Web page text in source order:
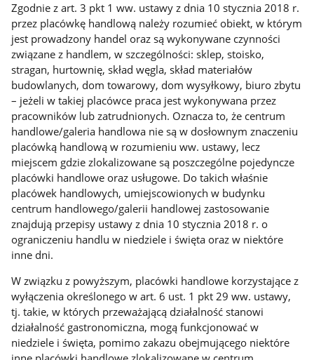
Zgodnie z art. 3 pkt 1 ww. ustawy z dnia 10 stycznia 2018 r.
przez placówkę handlową należy rozumieć obiekt, w którym
jest prowadzony handel oraz są wykonywane czynności
związane z handlem, w szczególności: sklep, stoisko,
stragan, hurtownię, skład węgla, skład materiałów
budowlanych, dom towarowy, dom wysyłkowy, biuro zbytu
– jeżeli w takiej placówce praca jest wykonywana przez
pracowników lub zatrudnionych. Oznacza to, że centrum
handlowe/galeria handlowa nie są w dosłownym znaczeniu
placówką handlową w rozumieniu ww. ustawy, lecz
miejscem gdzie zlokalizowane są poszczególne pojedyncze
placówki handlowe oraz usługowe. Do takich właśnie
placówek handlowych, umiejscowionych w budynku
centrum handlowego/galerii handlowej zastosowanie
znajdują przepisy ustawy z dnia 10 stycznia 2018 r. o
ograniczeniu handlu w niedziele i święta oraz w niektóre
inne dni.
W związku z powyższym, placówki handlowe korzystające z
wyłączenia określonego w art. 6 ust. 1 pkt 29 ww. ustawy,
tj. takie, w których przeważającą działalność stanowi
działalność gastronomiczna, mogą funkcjonować w
niedziele i święta, pomimo zakazu obejmującego niektóre